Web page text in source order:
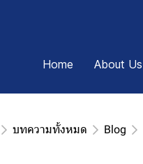
Home About Us
บทความทั้งหมด Blog